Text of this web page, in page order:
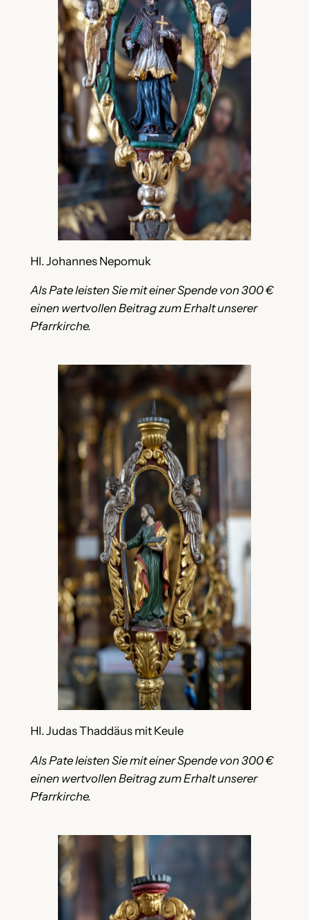
Hl. Johannes Nepomuk
Als Pate leisten Sie mit einer Spende von 300 €
einen wertvollen Beitrag zum Erhalt unserer
Pfarrkirche.
Hl. Judas Thaddäus mit Keule
Als Pate leisten Sie mit einer Spende von 300 €
einen wertvollen Beitrag zum Erhalt unserer
Pfarrkirche.